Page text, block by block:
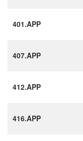
401.APP
407.APP
412.APP
416.APP